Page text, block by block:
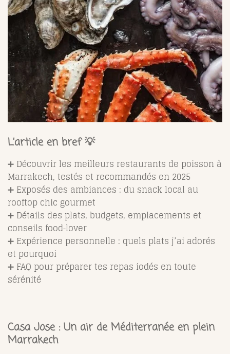
L’article en bref 💡
➕ Découvrir les meilleurs restaurants de poisson à
Marrakech, testés et recommandés en 2025
➕ Exposés des ambiances : du snack local au
rooftop chic gourmet
➕ Détails des plats, budgets, emplacements et
conseils food‑lover
➕ Expérience personnelle : quels plats j’ai adorés
et pourquoi
➕ FAQ pour préparer tes repas iodés en toute
sérénité
Casa Jose : Un air de Méditerranée en plein
Marrakech